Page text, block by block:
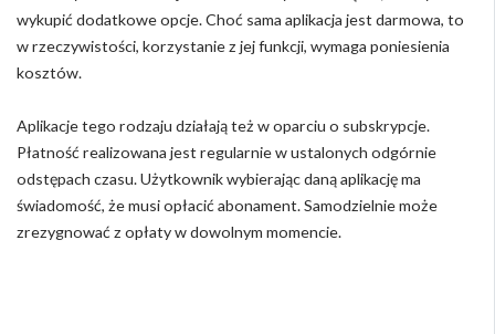
wykupić dodatkowe opcje. Choć sama aplikacja jest darmowa, to
w rzeczywistości, korzystanie z jej funkcji, wymaga poniesienia
kosztów.
Aplikacje tego rodzaju działają też w oparciu o subskrypcje.
Płatność realizowana jest regularnie w ustalonych odgórnie
odstępach czasu. Użytkownik wybierając daną aplikację ma
świadomość, że musi opłacić abonament. Samodzielnie może
zrezygnować z opłaty w dowolnym momencie.